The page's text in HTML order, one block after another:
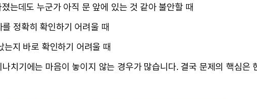
는데도 누군가 아직 문 앞에 있는 것 같아 불안할 때
정확히 확인하기 어려울 때
지 바로 확인하기 어려울 때
치기에는 마음이 놓이지 않는 경우가 많습니다. 결국 문제의 핵심은